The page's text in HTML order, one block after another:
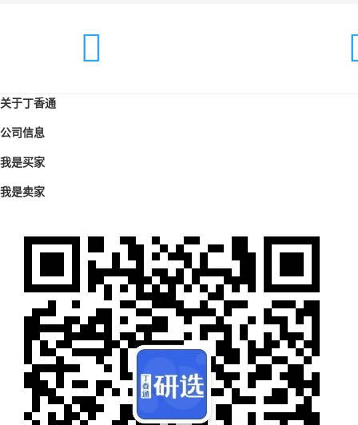
关于丁香通
公司信息
我是买家
我是卖家